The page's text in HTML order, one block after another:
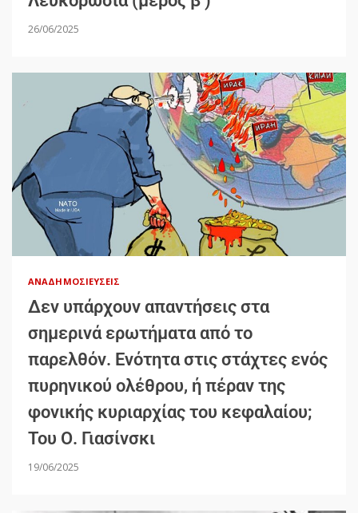
26/06/2025
ΑΝΑΔΗΜΟΣΙΕΎΣΕΙΣ
Δεν υπάρχουν απαντήσεις στα
σημερινά ερωτήματα από το
παρελθόν. Ενότητα στις στάχτες ενός
πυρηνικού ολέθρου, ή πέραν της
φονικής κυριαρχίας του κεφαλαίου;
Του Ο. Γιασίνσκι
19/06/2025